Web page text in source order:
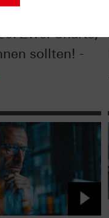
Zwei Charts,
sollten! -